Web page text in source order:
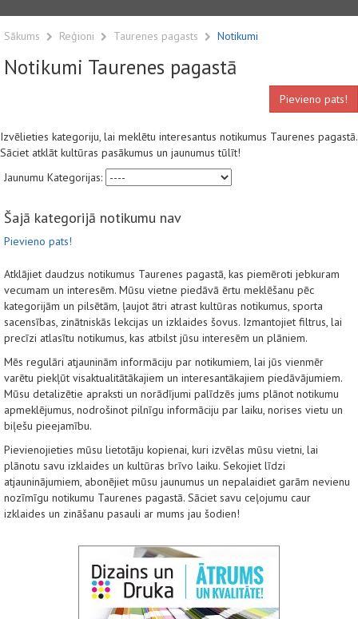
Sākums Reģioni Taurenes pagasts Notikumi
Notikumi Taurenes pagastā
Pievieno pats!
Izvēlieties kategoriju, lai meklētu interesantus notikumus Taurenes pagastā.
Sāciet atklāt kultūras pasākumus un jaunumus tūlīt!
Jaunumu Kategorijas:
Šajā kategorijā notikumu nav
Pievieno pats!
Atklājiet daudzus notikumus Taurenes pagastā, kas piemēroti jebkuram
vecumam un interesēm. Mūsu vietne piedāvā ērtu meklēšanu pēc
kategorijām un pilsētām, ļaujot ātri atrast kultūras notikumus, sporta
sacensības, zinātniskās lekcijas un izklaides šovus. Izmantojiet filtrus, lai
precīzi atlasītu notikumus, kas atbilst jūsu interesēm un plāniem.
Mēs regulāri atjauninām informāciju par notikumiem, lai jūs vienmēr
varētu piekļūt visaktualitātākajiem un interesantākajiem piedāvājumiem.
Mūsu detalizētie apraksti un norādījumi palīdzēs jums plānot notikumu
apmeklējumus, nodrošinot pilnīgu informāciju par laiku, norises vietu un
biļešu pieejamību.
Pievienojieties mūsu lietotāju kopienai, kuri izvēlas mūsu vietni, lai
plānotu savu izklaides un kultūras brīvo laiku. Sekojiet līdzi
atjauninājumiem, abonējiet mūsu jaunumus un nepalaidiet garām nevienu
nozīmīgu notikumu Taurenes pagastā. Sāciet savu ceļojumu caur
izklaides un zināšanu pasauli ar mums jau šodien!